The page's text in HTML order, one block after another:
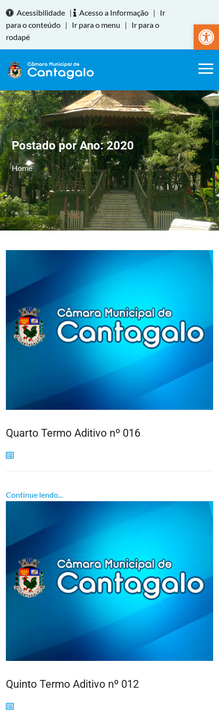
Abrir
Acessibilidade | Acesso a Informação |
Ir
para o conteúdo | Ir para o menu |
Ir para o
rodapé
Postado por Ano:2020
Home
Quarto Termo Aditivo nº 016
Continue lendo...
Quinto Termo Aditivo nº 012